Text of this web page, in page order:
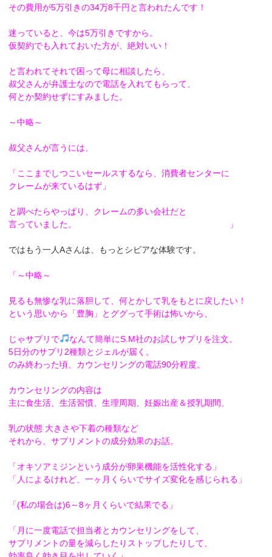
その費用が5万引きの34万8千円と言われたんです！
迷っていると、今は5万引きですから。
仮契約でも入れておいた方が、絶対いい！
と言われてそれで困って母に相談したら、
叔父さんが弁護士なので電話を入れてもらって、
何とか契約せずにすみました。
～中略～
叔父さんが言うには、
「ここまでしつこいセールスするなら、消費者センターに
クレームが来ているはず」
と調べたらやっぱり、クレームの多い会社だと
言っていました。 」
ではもう一人Aさんは、もっとシビアな体験です。
「～中略～
見るも無惨な乳に落胆して、何とかして乳をもとに戻したい！
という思いから「豊胸」とググって手術は怖いから、
じゃサプリで
なんて簡単にS.M社のお試しサプリを注文。
5日分のサプリ2種類とジェルが届く。
のみ終わった頃、カウンセリングの電話90分程度。
カウンセリングの内容は
主に食生活、生活習慣、生理周期、妊娠出産＆授乳期間、
乳の状態 大きさや下着の種類など
それから、サプリメントの成分効果のお話。
「オキソアミジンという成分が卵巣機能を活性化する」
「人によるけれど、一ヶ月くらいでサイズ変化を感じられる」
「(私の場合は)6～8ヶ月くらいで結果でる」
「月に一度電話で担当者とカウンセリングをして、
サプリメントの量を減らしたりストップしたりして、